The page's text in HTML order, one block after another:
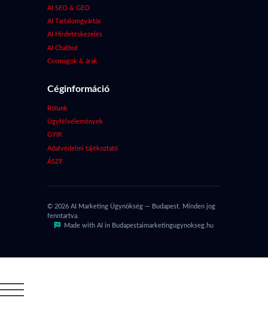
AI SEO & GEO
AI Tartalomgyártás
AI Hirdetéskezelés
AI Chatbot
Csomagok & árak
Céginformáció
Rólunk
Ügyfélvélemények
GYIK
Adatvédelmi tájékoztató
ÁSZF
© 2026 AI Marketing Ügynökség — Budapest. Minden jog
fenntartva.
Made with AI in Budapestaimarketingugynokseg.hu